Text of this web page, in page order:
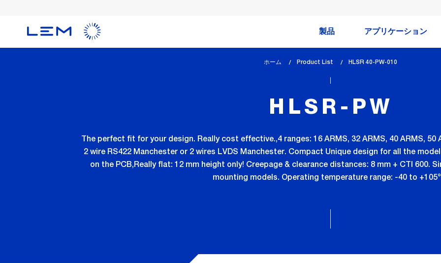
製品 アプリケーション
ホーム Product List
lem_current_page
HLSR 40-PW-010
HLSR-PW
The perfect fit for your design. Really cost effective.,4 ranges: 16 ARMS, 32 ARMS, 40 ARMS,
2 wire RS422 Manchester or 2 wires LVDS Manchester. Compact Unique design for all the
on the PCB,Really flat: 12 mm height only! Creepage & clearance distances: 8 mm + CTI 600.
mounting models. Operating temperature range: -40 to